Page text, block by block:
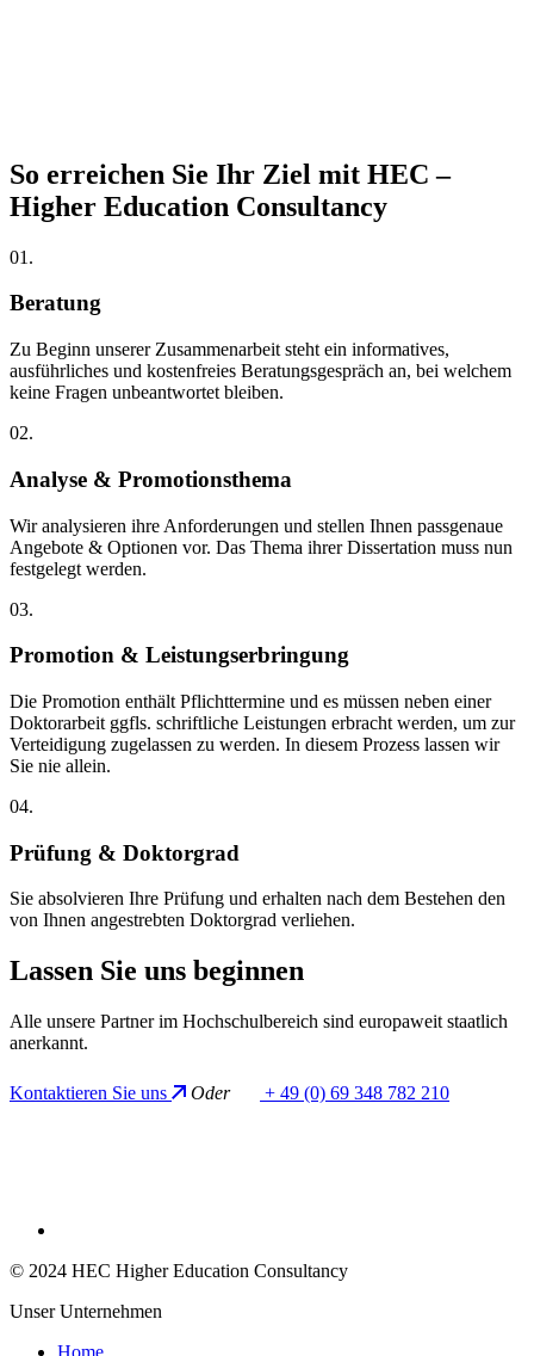
So erreichen Sie Ihr Ziel mit HEC –
Higher Education Consultancy
01.
Beratung
Zu Beginn unserer Zusammenarbeit steht ein informatives,
ausführliches und kostenfreies Beratungsgespräch an, bei welchem
keine Fragen unbeantwortet bleiben.
02.
Analyse & Promotionsthema
Wir analysieren ihre Anforderungen und stellen Ihnen passgenaue
Angebote & Optionen vor. Das Thema ihrer Dissertation muss nun
festgelegt werden.
03.
Promotion & Leistungserbringung
Die Promotion enthält Pflichttermine und es müssen neben einer
Doktorarbeit ggfls. schriftliche Leistungen erbracht werden, um zur
Verteidigung zugelassen zu werden. In diesem Prozess lassen wir
Sie nie allein.
04.
Prüfung & Doktorgrad
Sie absolvieren Ihre Prüfung und erhalten nach dem Bestehen den
von Ihnen angestrebten Doktorgrad verliehen.
Lassen Sie uns beginnen
Alle unsere Partner im Hochschulbereich sind europaweit staatlich
anerkannt.
Kontaktieren Sie uns Oder + 49 (0) 69 348 782 210
© 2024 HEC Higher Education Consultancy
Unser Unternehmen